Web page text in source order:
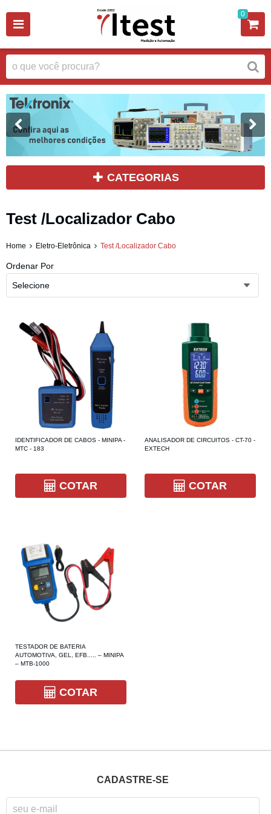
0
CATEGORIAS
Test /Localizador Cabo
Home Eletro-Eletrônica Test /Localizador Cabo
Ordenar Por
Selecione
IDENTIFICADOR DE CABOS - MINIPA -
MTC - 183
COTAR
ANALISADOR DE CIRCUITOS - CT-70 -
EXTECH
COTAR
TESTADOR DE BATERIA
AUTOMOTIVA, GEL, EFB..... – MINIPA
– MTB-1000
COTAR
CADASTRE-SE